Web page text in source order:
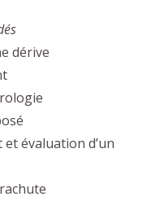
dérive
évaluation d’un